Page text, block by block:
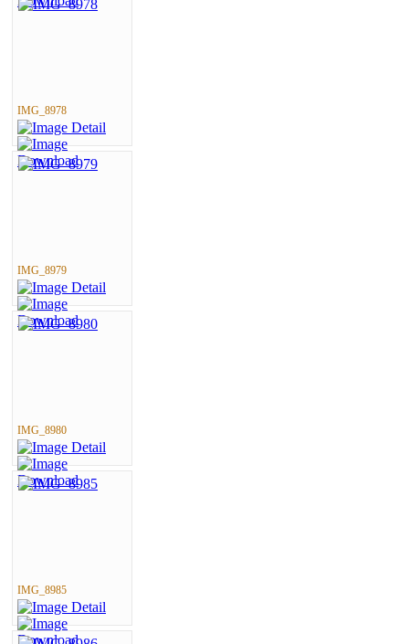
IMG_8978
IMG_8979
IMG_8980
IMG_8985